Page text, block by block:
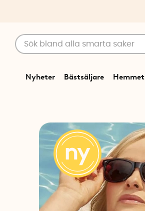
Nyheter Bästsäljare Hemmet